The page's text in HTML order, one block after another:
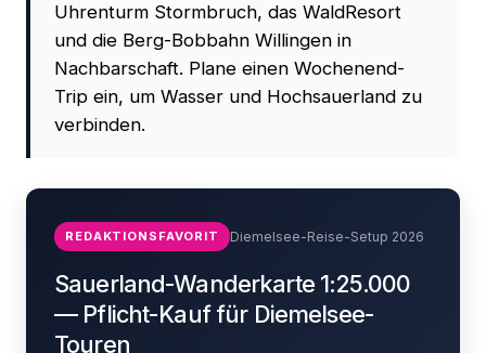
Uhrenturm Stormbruch, das WaldResort
und die Berg-Bobbahn Willingen in
Nachbarschaft. Plane einen Wochenend-
Trip ein, um Wasser und Hochsauerland zu
verbinden.
REDAKTIONSFAVORIT Diemelsee-Reise-Setup 2026
Sauerland-Wanderkarte 1:25.000
— Pflicht-Kauf für Diemelsee-
Touren